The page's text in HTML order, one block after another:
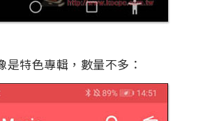
特色專輯，數量不多：